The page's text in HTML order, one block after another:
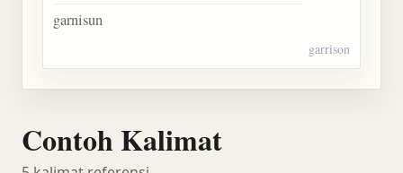
garnisun
garrison
Contoh Kalimat